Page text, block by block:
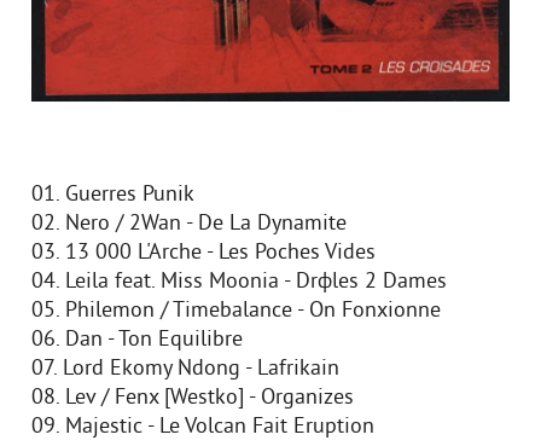
01. Guerres Punik
02. Nero / 2Wan - De La Dynamite
03. 13 000 L'Arche - Les Poches Vides
04. Leila feat. Miss Moonia - Drфles 2 Dames
05. Philemon / Timebalance - On Fonxionne
06. Dan - Ton Equilibre
07. Lord Ekomy Ndong - Lafrikain
08. Lev / Fenx [Westko] - Organizes
09. Majestic - Le Volcan Fait Eruption